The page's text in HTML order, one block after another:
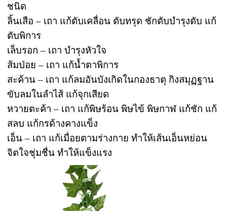
ชนิด
ลิ้นเสือ – เถา แก้ตับเคลื่อน ตับทรุด ชักตับบำรุงตับ แก้
ตับพิการ
เล็บรอก – เถา บำรุงหัวใจ
ส้มป่อย – เถา แก้น้ำตาพิการ
สะค้าน – เถา แก้ลมอันบังเกิดในกองธาตุ กิงสมุฏฐาน
ขับลมในลำไส้ แก้จุกเสียด
หวายตะค้า – เถา แก้พิษร้อน พิษไข้ พิษกาฬ แก้ชัก แก้
สลบ แก้กรด้างคางแข็ง
เอ็น – เถา แก้เมื่อยตามร่างกาย ทำให้เส้นเอ็นหย่อน
จิตใจชุ่มชื่น ทำให้แข็งแรง